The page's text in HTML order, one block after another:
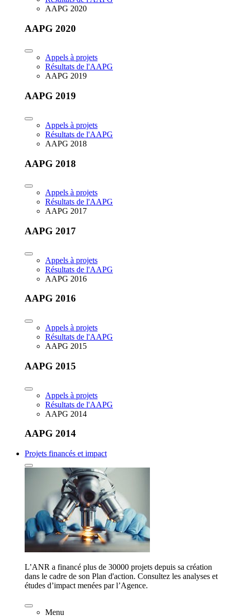
AAPG 2020
AAPG 2020
Appels à projets
Résultats de l'AAPG
AAPG 2019
AAPG 2019
Appels à projets
Résultats de l'AAPG
AAPG 2018
AAPG 2018
Appels à projets
Résultats de l'AAPG
AAPG 2017
AAPG 2017
Appels à projets
Résultats de l'AAPG
AAPG 2016
AAPG 2016
Appels à projets
Résultats de l'AAPG
AAPG 2015
AAPG 2015
Appels à projets
Résultats de l'AAPG
AAPG 2014
AAPG 2014
Projets financés et impact
L’ANR a financé plus de 30000 projets depuis sa création
dans le cadre de son Plan d'action. Consultez les analyses et
études d’impact menées par l’Agence.
Menu